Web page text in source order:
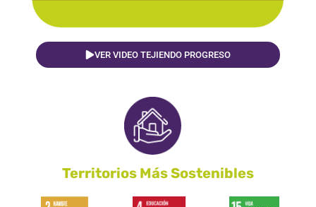
VER VIDEO TEJIENDO PROGRESO
Territorios Más Sostenibles